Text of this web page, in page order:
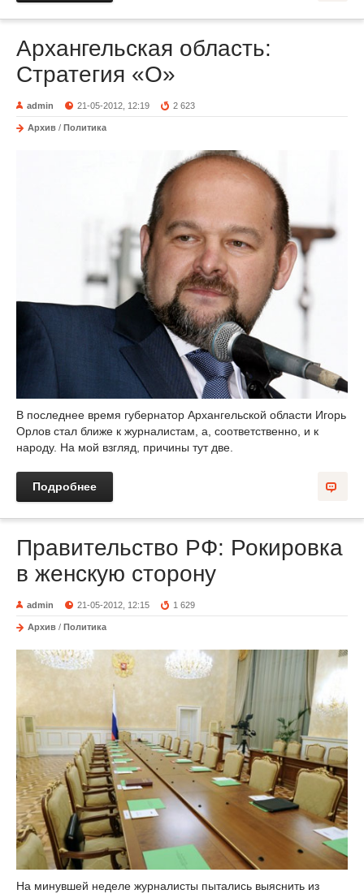
Архангельская область:
Стратегия «О»
admin 21-05-2012, 12:19 2 623
Архив / Политика
В последнее время губернатор Архангельской области Игорь
Орлов стал ближе к журналистам, а, соответственно, и к
народу. На мой взгляд, причины тут две.
Подробнее
Правительство РФ: Рокировка
в женскую сторону
admin 21-05-2012, 12:15 1 629
Архив / Политика
На минувшей неделе журналисты пытались выяснить из